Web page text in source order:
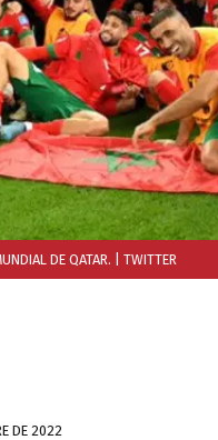
DE QATAR. | TWITTER
DE 2022